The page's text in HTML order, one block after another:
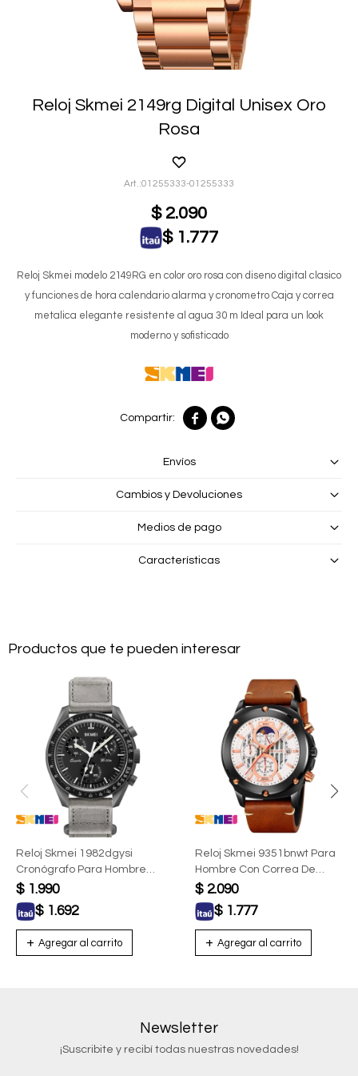
Reloj Skmei 2149rg Digital Unisex Oro
Rosa
01255333-01255333
$ 2.090
$ 1.777
Reloj Skmei modelo 2149RG en color oro rosa con diseno digital clasico
y funciones de hora calendario alarma y cronometro Caja y correa
metalica elegante resistente al agua 30 m Ideal para un look
moderno y sofisticado
 
Envíos
Cambios y Devoluciones
Medios de pago
Características
Productos que te pueden interesar
Reloj Skmei 1982dgysi
Cronógrafo Para Hombre
Con Correa De Lona Gris
$ 1.990
$ 1.692
Reloj Skmei 9351bnwt Para
Hombre Con Correa De
Cuero
$ 2.090
$ 1.777
Newsletter
¡Suscribite y recibí todas nuestras novedades!